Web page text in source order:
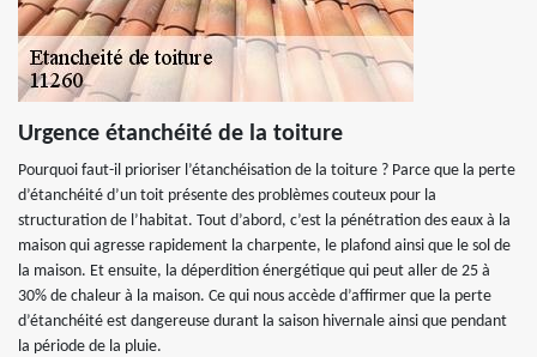
Urgence étanchéité de la toiture
Pourquoi faut-il prioriser l’étanchéisation de la toiture ? Parce que la perte
d’étanchéité d’un toit présente des problèmes couteux pour la
structuration de l’habitat. Tout d’abord, c’est la pénétration des eaux à la
maison qui agresse rapidement la charpente, le plafond ainsi que le sol de
la maison. Et ensuite, la déperdition énergétique qui peut aller de 25 à
30% de chaleur à la maison. Ce qui nous accède d’affirmer que la perte
d’étanchéité est dangereuse durant la saison hivernale ainsi que pendant
la période de la pluie.